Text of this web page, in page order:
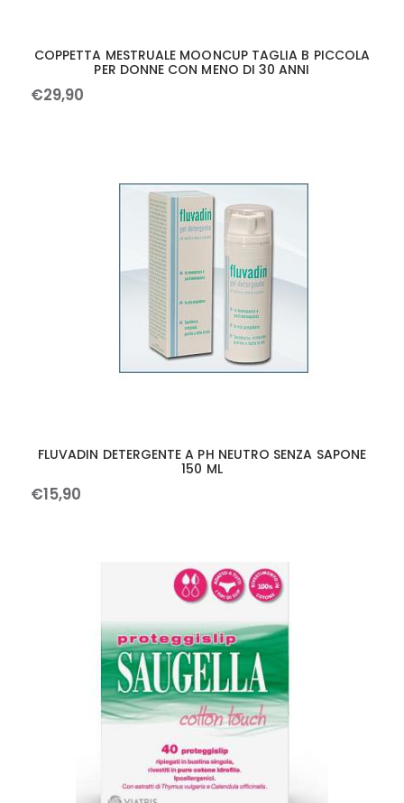
COPPETTA MESTRUALE MOONCUP TAGLIA B PICCOLA
PER DONNE CON MENO DI 30 ANNI
€29,90
FLUVADIN DETERGENTE A PH NEUTRO SENZA SAPONE
150 ML
€15,90